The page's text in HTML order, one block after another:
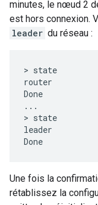
minutes, le nœud 2
est hors connexion.
leader du réseau :
> state
router
Done
...
> state
leader
Une fois la
rétablissez la